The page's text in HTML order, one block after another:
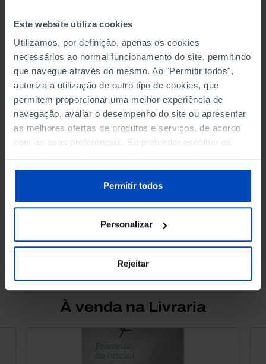
Este website utiliza cookies
Utilizamos, por definição, apenas os cookies
necessários ao normal funcionamento do site, permitindo
que navegue através do mesmo. Ao "Permitir todos",
autoriza a utilização de outro tipo de cookies, que
permitem proporcionar uma melhor experiência de
navegação, avaliar o desempenho do site ou apresentar
as melhores ofertas de produtos e serviços, de acordo
com as suas preferências. Se pretender escolher os
sobre cookies através da gestão de preferências ou da
Política de Cookies.
Permitir todos
Personalizar
Rejeitar
ENSAIOS
Desperdício Alimentar
1,75 € 3,50 € -50%
Comprar
À venda na Livraria